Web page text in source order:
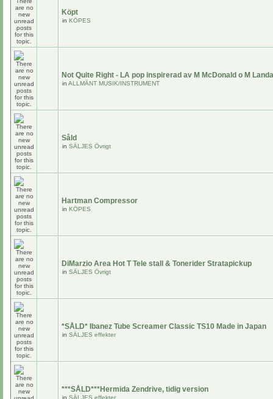
Köpt
in KÖPES
Not Quite Right - LA pop inspirerad av M McDonald o M
in ALLMÄNT MUSIK/INSTRUMENT
Såld
in SÄLJES Övrigt
Hartman Compressor
in KÖPES
DiMarzio Area Hot T Tele stall & Tonerider Stratapickup
in SÄLJES Övrigt
*SÅLD* Ibanez Tube Screamer Classic TS10 Made in Japan
in SÄLJES effekter
***SÅLD***Hermida Zendrive, tidig version
in SÄLJES effekter